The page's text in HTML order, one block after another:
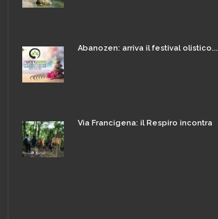
Abanozen: arriva il festival olistico...
Via Francigena: il Respiro incontra